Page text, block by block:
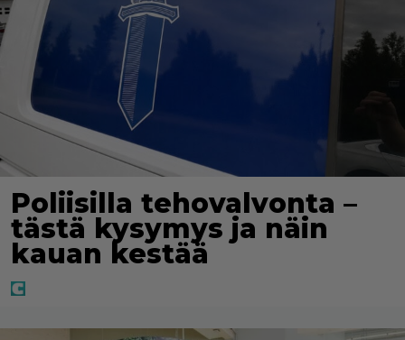
Poliisilla tehovalvonta –
tästä kysymys ja näin
kauan kestää